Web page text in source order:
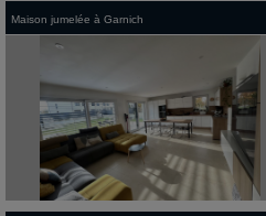
Maison jumelée à Garnich